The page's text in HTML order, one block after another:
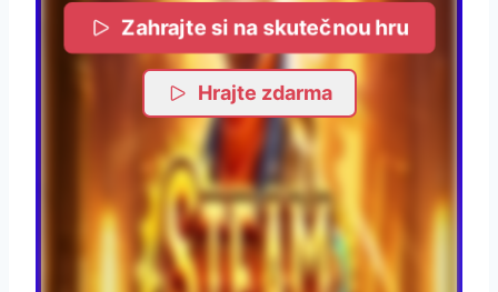
Zahrajte si na skutečnou hru
Hrajte zdarma